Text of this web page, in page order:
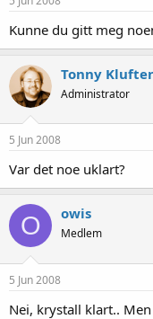
Kunne du gitt meg
Tonny
Administrator
5 Jun 2008
Var det noe uklart?
O owis
Medlem
5 Jun 2008
Nei, krystall klart..